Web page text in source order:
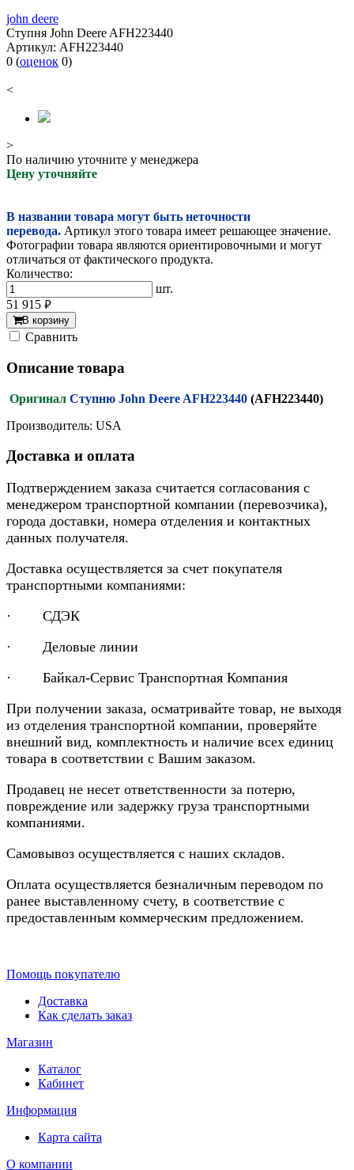
john deere
Ступня John Deere AFH223440
Артикул: AFH223440
0 (оценок 0)
<
>
По наличию уточните у менеджера
Цену уточняйте
В названии товара могут быть неточности
перевода. Артикул этого товара имеет решающее значение.
Фотографии товара являются ориентировочными и могут
отличаться от фактического продукта.
Количество:
шт.
51 915 руб.
В корзину
Cравнить
Описание товара
Оригинал Ступню John Deere AFH223440 (AFH223440)
Производитель: USA
Доставка и оплата
Подтверждением заказа считается согласования с
менеджером транспортной компании (перевозчика),
города доставки, номера отделения и контактных
данных получателя.
Доставка осуществляется за счет покупателя
транспортными компаниями:
· СДЭК
· Деловые линии
· Байкал-Сервис Транспортная Компания
При получении заказа, осматривайте товар, не выходя
из отделения транспортной компании, проверяйте
внешний вид, комплектность и наличие всех единиц
товара в соответствии с Вашим заказом.
Продавец не несет ответственности за потерю,
повреждение или задержку груза транспортными
компаниями.
Самовывоз осуществляется с наших складов.
Оплата осуществляется безналичным переводом по
ранее выставленному счету, в соответствие с
предоставленным коммерческим предложением.
Помощь покупателю
Доставка
Как сделать заказ
Магазин
Каталог
Кабинет
Информация
Карта сайта
О компании